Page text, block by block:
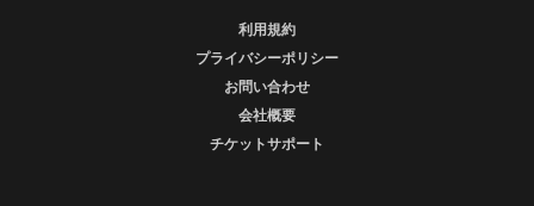
利用規約
プライバシーポリシー
お問い合わせ
会社概要
チケットサポート